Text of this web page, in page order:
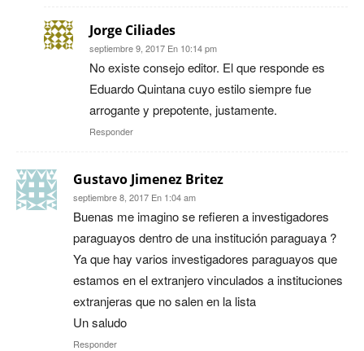
Jorge Ciliades
septiembre 9, 2017 En 10:14 pm
No existe consejo editor. El que responde es
Eduardo Quintana cuyo estilo siempre fue
arrogante y prepotente, justamente.
Responder
Gustavo Jimenez Britez
septiembre 8, 2017 En 1:04 am
Buenas me imagino se refieren a investigadores
paraguayos dentro de una institución paraguaya ?
Ya que hay varios investigadores paraguayos que
estamos en el extranjero vinculados a instituciones
extranjeras que no salen en la lista
Un saludo
Responder